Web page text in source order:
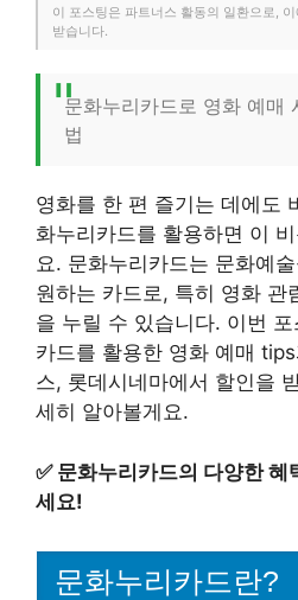
이 포스팅은 파트너스 활동의 일환으로,
받습니다.
문화누리카드로 영화 예매
법
영화를 한 편 즐기는 데에도
화누리카드를 활용하면 이
요. 문화누리카드는 문화예
원하는 카드로, 특히 영화 관
을 누릴 수 있습니다. 이번
카드를 활용한 영화 예매
스, 롯데시네마에서 할인을
세히 알아볼게요.
✅ 문화누리카드의 다양한 혜
세요!
문화누리카드란?